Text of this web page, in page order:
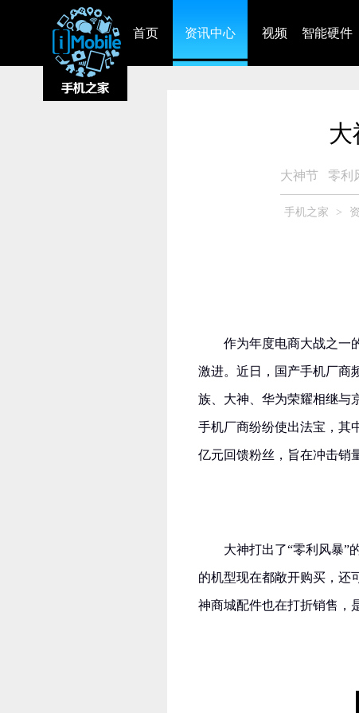
首页 资讯中心 视频 智能硬件
大神节 零利
手机之家 >
作为年度电商大战之一
激进。近日，国产手机厂商
族、大神、华为荣耀相继与
手机厂商纷纷使出法宝，其
亿元回馈粉丝，旨在冲击销
大神打出了“零利风暴”
的机型现在都敞开购买，还
神商城配件也在打折销售，